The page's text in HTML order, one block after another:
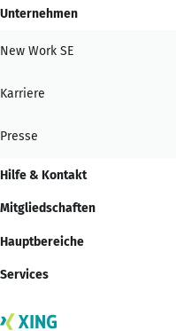
Unternehmen
New Work SE
Karriere
Presse
Hilfe & Kontakt
Mitgliedschaften
Hauptbereiche
Services